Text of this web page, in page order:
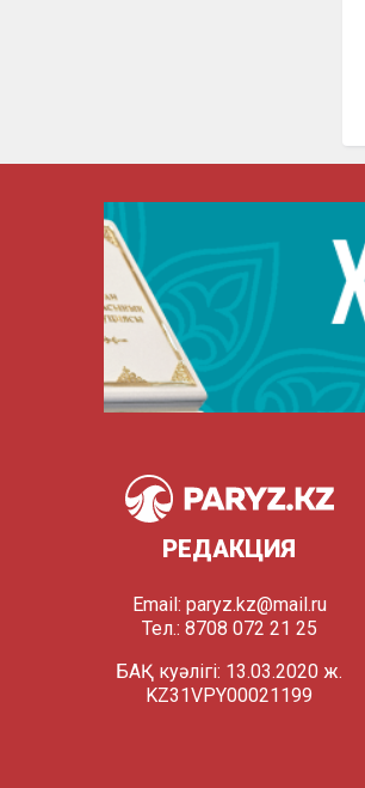
РЕДАКЦИЯ
Email: paryz.kz@mail.ru
Тел.: 8708 072 21 25
БАҚ куәлігі: 13.03.2020 ж.
KZ31VPY00021199